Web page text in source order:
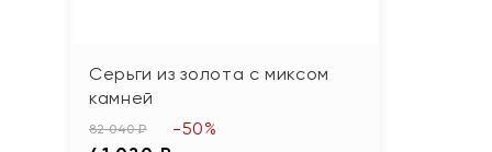
Серьги из золота с миксом
камней
82 040 ₽ -50%